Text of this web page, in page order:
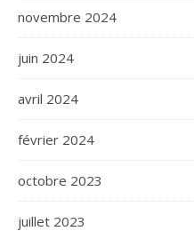
novembre 2024
juin 2024
avril 2024
février 2024
octobre 2023
juillet 2023